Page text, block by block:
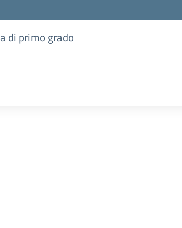
di primo grado